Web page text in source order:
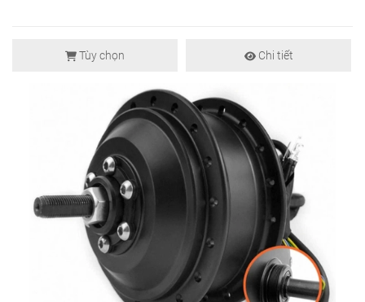
Tùy chọn Chi tiết